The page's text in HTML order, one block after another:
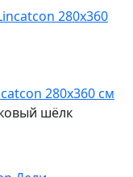
280x360 см
шёлк